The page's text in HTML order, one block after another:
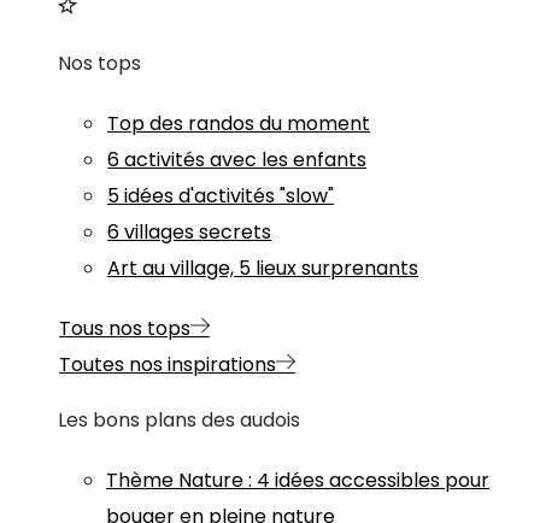
Nos tops
Top des randos du moment
6 activités avec les enfants
5 idées d'activités "slow"
6 villages secrets
Art au village, 5 lieux surprenants
Tous nos tops
Toutes nos inspirations
Les bons plans des audois
Thème Nature: 4 idées accessibles pour
bouger en pleine nature